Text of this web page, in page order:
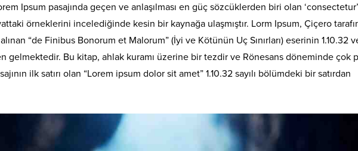
Ipsum pasajında geçen ve anlaşılması en güç sözcüklerden biri olan ‘consectetur’
örneklerini incelediğinde kesin bir kaynağa ulaşmıştır. Lorm Ipsum, Çiçero
“de Finibus Bonorum et Malorum” (İyi ve Kötünün Uç Sınırları) eserinin 1.10.32
gelmektedir. Bu kitap, ahlak kuramı üzerine bir tezdir ve Rönesans döneminde çok
ilk satırı olan “Lorem ipsum dolor sit amet” 1.10.32 sayılı bölümdeki bir satırdan